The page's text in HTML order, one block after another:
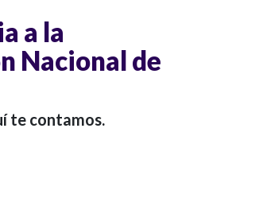
a la
Nacional de
te contamos.